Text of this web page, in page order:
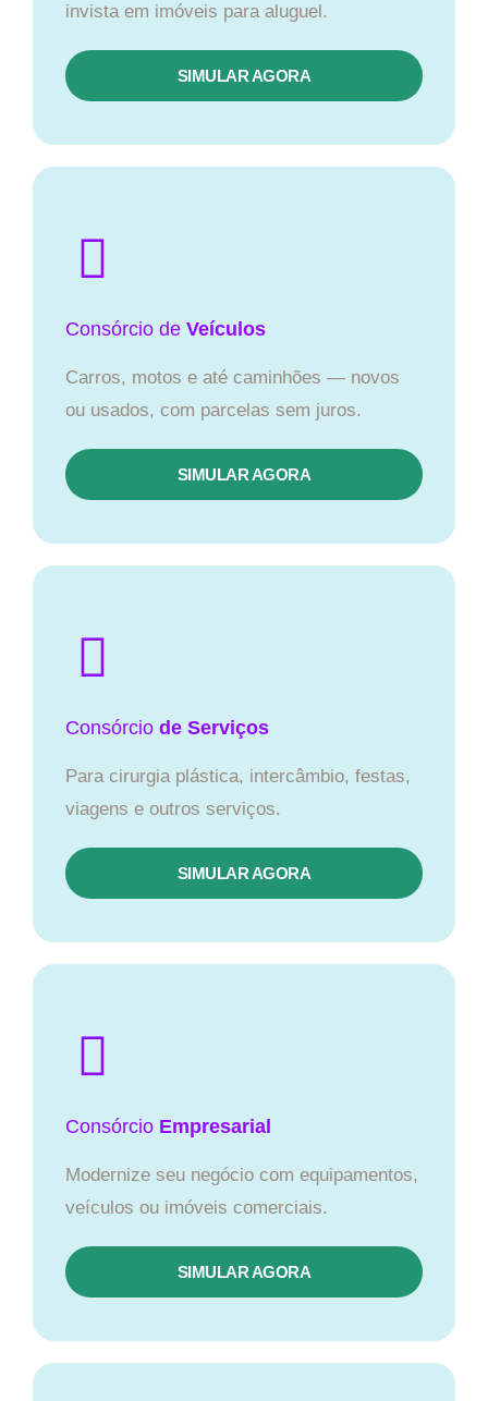
invista em imóveis para aluguel.
SIMULAR AGORA​
Consórcio de Veículos
Carros, motos e até caminhões — novos
ou usados, com parcelas sem juros.
SIMULAR AGORA
Consórcio de Serviços
Para cirurgia plástica, intercâmbio, festas,
viagens e outros serviços.
SIMULAR AGORA
Consórcio Empresarial
Modernize seu negócio com equipamentos,
veículos ou imóveis comerciais.
SIMULAR AGORA